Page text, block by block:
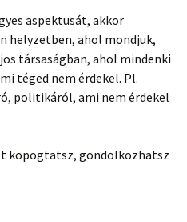
aspektusát, akkor
helyzetben, ahol mondjuk,
társaságban, ahol mindenki
téged nem érdekel. Pl.
politikáról, ami nem érdekel
kopogtatsz, gondolkozhatsz